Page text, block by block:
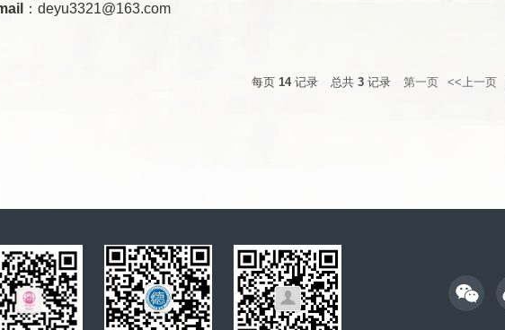
：deyu3321@163.com
每页 14记录 总共 3 记录 第一页 <<上一页